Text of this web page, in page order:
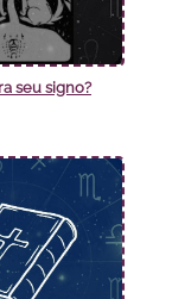
seu signo?